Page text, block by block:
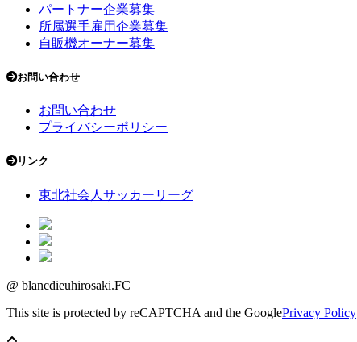
パートナー企業募集
所属選手雇用企業募集
自販機オーナー募集
お問い合わせ
お問い合わせ
プライバシーポリシー
リンク
東北社会人サッカーリーグ
@ blancdieuhirosaki.FC
This site is protected by reCAPTCHA and the GooglePrivacy Policy